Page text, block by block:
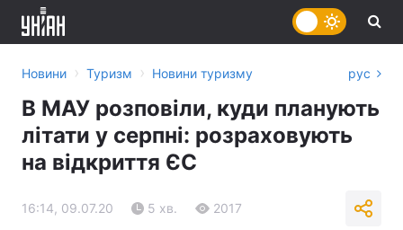
Новини › Туризм › Новини туризму рус
В МАУ розповіли, куди планують
літати у серпні: розраховують
на відкриття ЄС
16:14, 09.07.20 5 хв. 2017